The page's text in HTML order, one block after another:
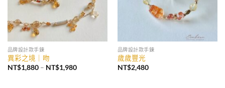
品牌設計款手鍊
異彩之境｜吻
NT$1,880 – NT$1,980價
品牌設計款手鍊
歲歲豐光
NT$2,480